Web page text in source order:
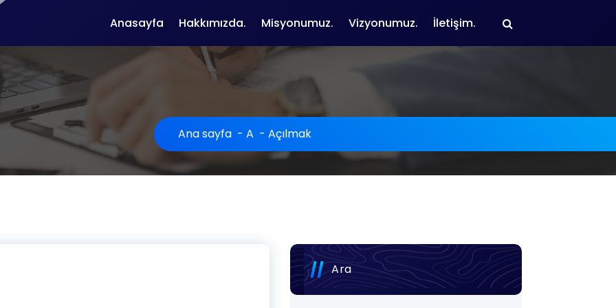
Anasayfa Hakkımızda. Misyonumuz. Vizyonumuz. İletişim.
Ana sayfa - A - Açılmak
Ara